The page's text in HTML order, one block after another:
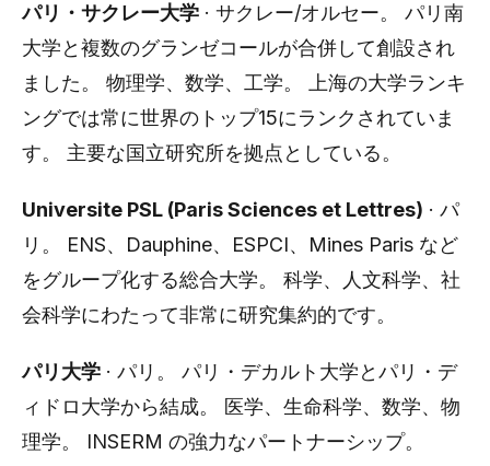
パリ・サクレー大学 · サクレー/オルセー。 パリ南
大学と複数のグランゼコールが合併して創設され
ました。 物理学、数学、工学。 上海の大学ランキ
ングでは常に世界のトップ15にランクされていま
す。 主要な国立研究所を拠点としている。
Universite PSL (Paris Sciences et Lettres) · パ
リ。 ENS、Dauphine、ESPCI、Mines Paris など
をグループ化する総合大学。 科学、人文科学、社
会科学にわたって非常に研究集約的です。
パリ大学 · パリ。 パリ・デカルト大学とパリ・デ
ィドロ大学から結成。 医学、生命科学、数学、物
理学。 INSERM の強力なパートナーシップ。